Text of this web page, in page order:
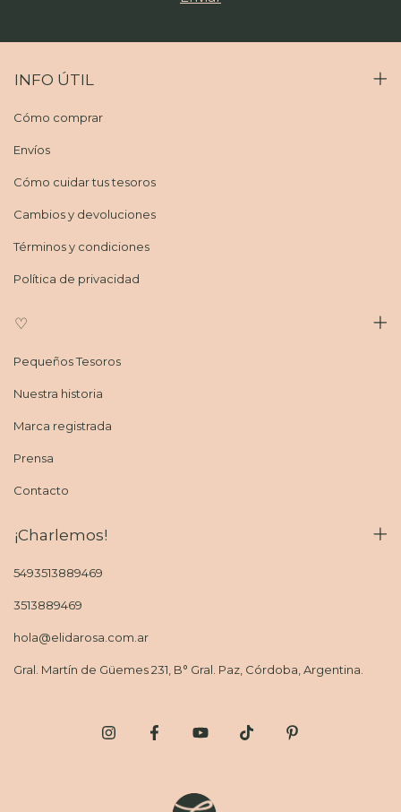
INFO ÚTIL
Cómo comprar
Envíos
Cómo cuidar tus tesoros
Cambios y devoluciones
Términos y condiciones
Política de privacidad
♡
Pequeños Tesoros
Nuestra historia
Marca registrada
Prensa
Contacto
¡Charlemos!
5493513889469
3513889469
hola@elidarosa.com.ar
Gral. Martín de Güemes 231, B° Gral. Paz, Córdoba, Argentina.